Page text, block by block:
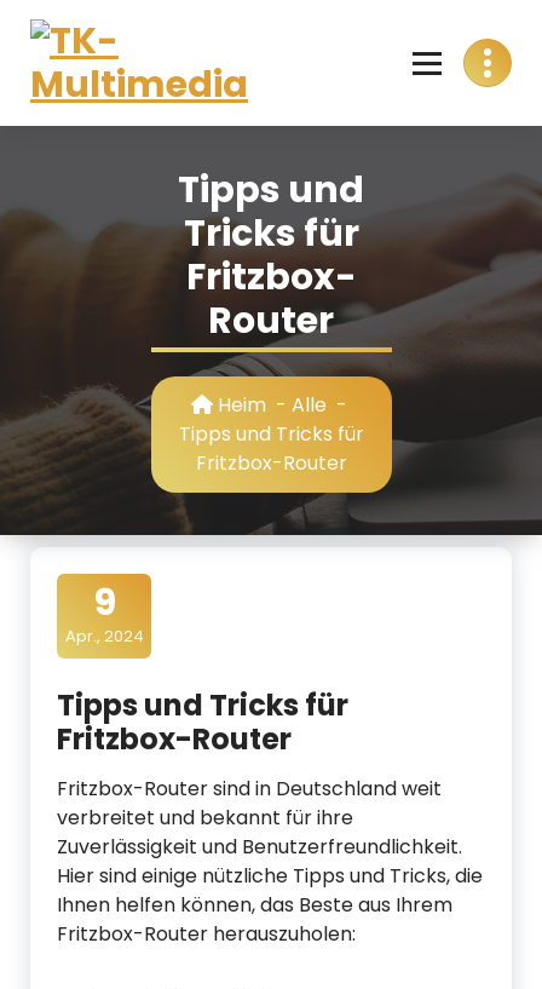
Skip
content
T
-
t
i
m
d
Tipps und
Tricks für
Fritzbox-
Router
Heim- Alle-
Tipps und Tricks für
Fritzbox-Router
9
Apr., 2024
Tipps und Tricks für
Fritzbox-Router
Fritzbox-Router sind in Deutschland weit
verbreitet und bekannt für ihre
Zuverlässigkeit und Benutzerfreundlichkeit.
Hier sind einige nützliche Tipps und Tricks, die
Ihnen helfen können, das Beste aus Ihrem
Fritzbox-Router herauszuholen: